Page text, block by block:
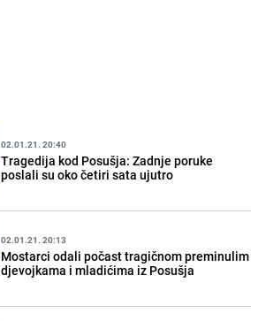
02.01.21. 20:40
Tragedija kod Posušja: Zadnje poruke
poslali su oko četiri sata ujutro
02.01.21. 20:13
Mostarci odali počast tragičnom preminulim
djevojkama i mladićima iz Posušja